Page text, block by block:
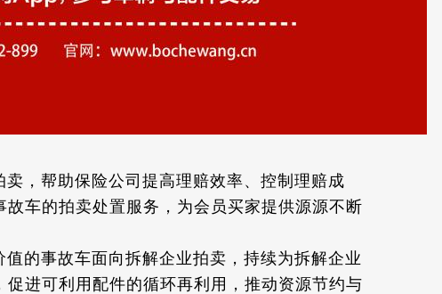
，帮助保险公司提高理赔效率、控制理赔成
车的拍卖处置服务，为会员买家提供源源不断
的事故车面向拆解企业拍卖，持续为拆解企业
进可利用配件的循环再利用，推动资源节约与